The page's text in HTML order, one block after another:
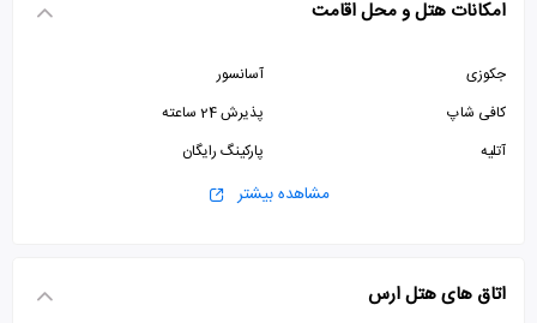
امکانات هتل و محل اقامت
جکوزی
آسانسور
کافی شاپ
پذیرش 24 ساعته
آتلیه
پارکینگ رایگان
سونا
اتاق بازی
مشاهده بیشتر
اتاق های هتل ارس